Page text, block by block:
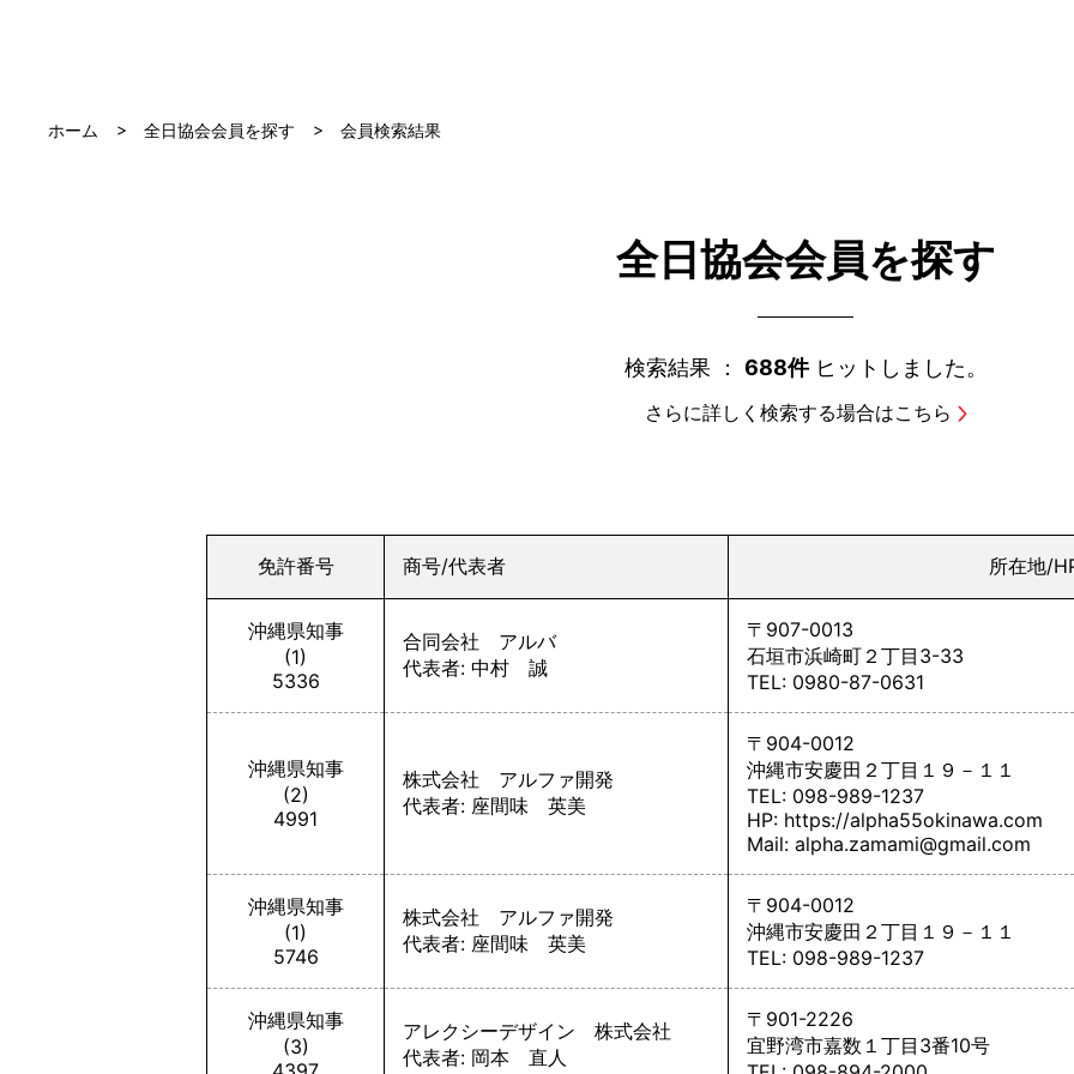
ホーム 全日協会会員を探す 会員検索結果
全日協会会員を探す
検索結果 ： 688件ヒットしました。
さらに詳しく検索する場合はこちら
免許番号 商号/代表者 所在地/
沖縄県知事
(1)
5336
合同会社 アルバ
代表者: 中村 誠
〒907-0013
石垣市浜崎町２丁目3-33
TEL: 0980-87-0631
沖縄県知事
(2)
4991
株式会社 アルファ開発
代表者: 座間味 英美
〒904-0012
沖縄市安慶田２丁目１９－１１
TEL: 098-989-1237
HP: https://alpha55okinawa.com
Mail: alpha.zamami@gmail.com
沖縄県知事
(1)
5746
株式会社 アルファ開発
代表者: 座間味 英美
〒904-0012
沖縄市安慶田２丁目１９－１１
TEL: 098-989-1237
沖縄県知事
(3)
アレクシーデザイン 株式会社
代表者: 岡本 直人
〒901-2226
宜野湾市嘉数１丁目3番10号